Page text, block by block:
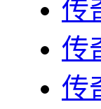
传
传
传